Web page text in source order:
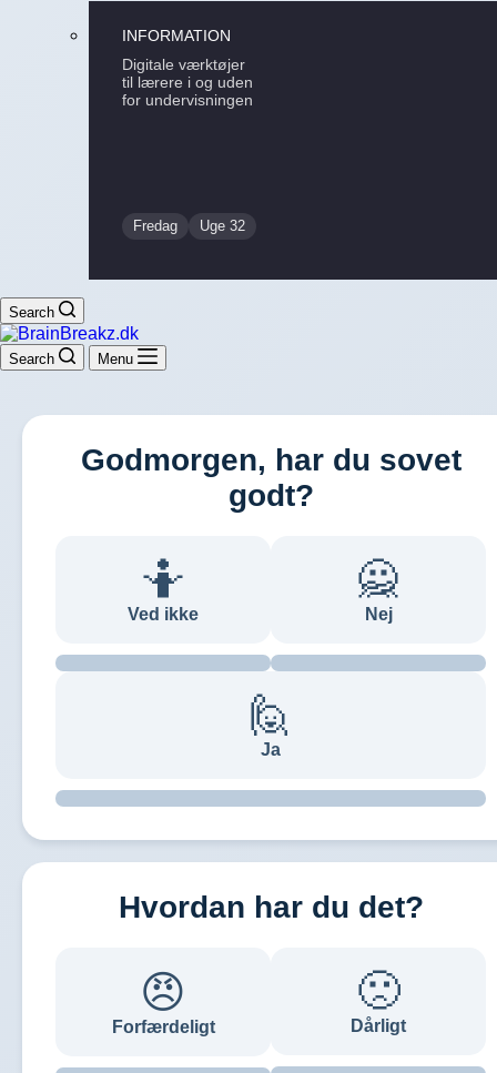
INFORMATION
Digitale værktøjer
til lærere i og uden
for undervisningen
Fredag Uge 32
Search
Search Menu
Godmorgen, har du sovet
godt?
🤷
Ved ikke
🙅
Nej
🙋
Ja
Hvordan har du det?
😠
Forfærdeligt
🙁
Dårligt